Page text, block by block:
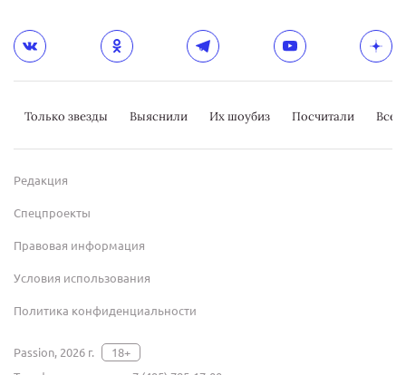
Только звезды Выяснили Их шоубиз Посчитали
Редакция
Спецпроекты
Правовая информация
Условия использования
Политика конфиденциальности
Passion, 2026 г.
18+